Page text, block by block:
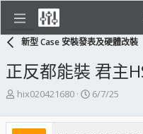
新型 Case 安裝發表及硬體改裝
正反都能裝 君主
主
發
hix020421680
開
日
6/7/25